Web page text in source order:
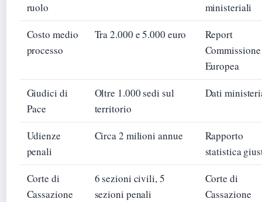
ruolo
ministeriali
Costo medio
processo
Tra 2.000 e 5.000 euro
Report
Commissione
Europea
Giudici di
Pace
Oltre 1.000 sedi sul
territorio
Dati
Udienze
penali
Circa 2 milioni annue
Rapporto
statistica
Corte di
Cassazione
6 sezioni civili, 5
sezioni penali
Corte di
Cassazione